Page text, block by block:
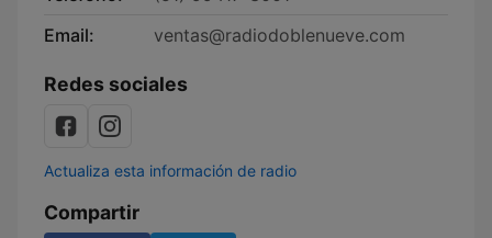
Email:
ventas@radiodoblenueve.com
Redes sociales
Actualiza esta información de radio
Compartir